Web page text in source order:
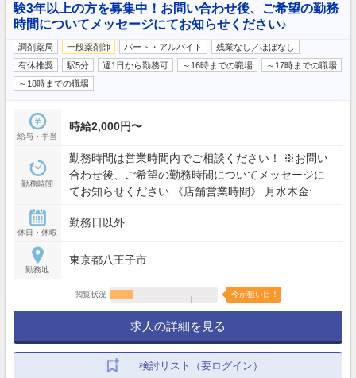
験3年以上の方を募集中！お問い合わせ後、ご希望の勤務
時間についてメッセージにてお知らせください♪
調剤薬局 一般薬剤師 パート・アルバイト
残業なし／ほぼなし
有休推奨
駅5分 週1日から勤務可 ～16時までの職場
～17時までの職場
～18時までの職場
給与・手当
時給2,000円〜
勤務時間
勤務時間は営業時間内でご相談ください！ ※お問い
合わせ後、ご希望の勤務時間についてメッセージに
てお知らせください 《店舗営業時間》 月水木金:
休日・休暇
勤務日以外
勤務地
東京都八王子市
閲覧状況 今が狙い目！
求人の詳細を見る
検討リスト（要ログイン）